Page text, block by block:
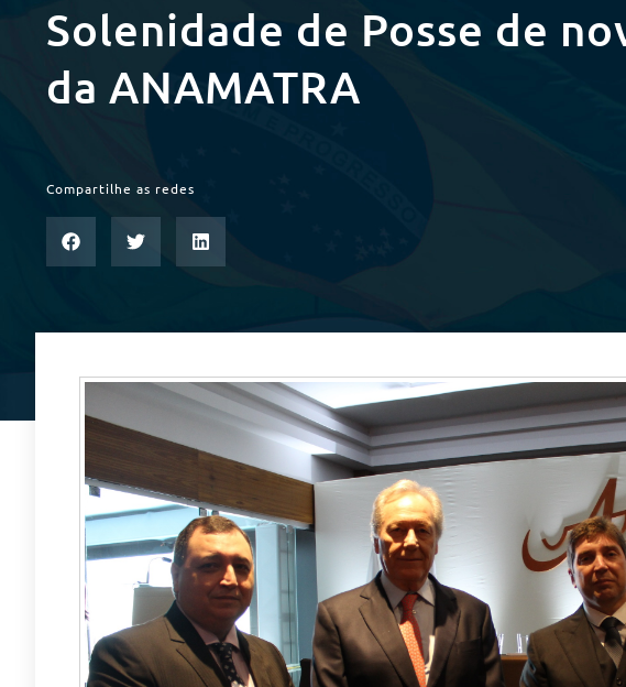
Solenidade de Posse de
da ANAMATRA
Compartilhe as redes